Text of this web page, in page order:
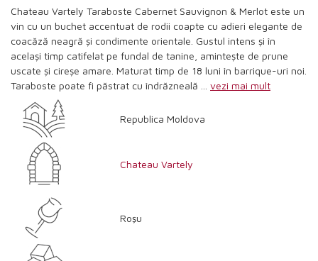
Chateau Vartely Taraboste Cabernet Sauvignon & Merlot este un
vin cu un buchet accentuat de rodii coapte cu adieri elegante de
coacăză neagră și condimente orientale. Gustul intens și în
același timp catifelat pe fundal de tanine, amintește de prune
uscate și cireșe amare. Maturat timp de 18 luni în barrique-uri noi.
Taraboste poate fi păstrat cu îndrăzneală ... vezi mai mult
Republica Moldova
Chateau Vartely
Roşu